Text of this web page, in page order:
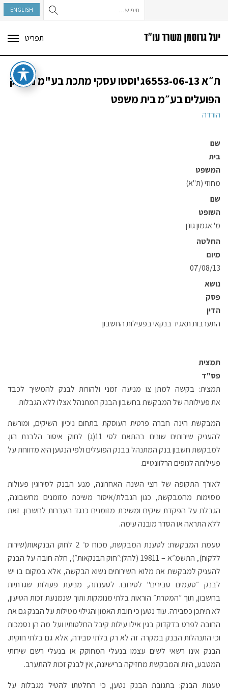
ENGLISH
תפריט
ת״א 6553-06-13ג'וסטו עסקי מתכת בע"מ נ׳ בנק
הפועלים בע״מ בית משפט
הורדה
שם
בית
המשפט
מחוזי (ת"א)
שם
השופט
מ' אגמון גונן
החלטה
מיום
07/08/13
נושא
פסק
הדין
התערבות תאגיד בנקאי בפעילות החשבון
תמצית
פס"ד
תמצית: בקשה למתן צו מניעה זמני ולהורות לבנק להמשיך לכבד
את פעילותה של המבקשת בחשבון הבנק המתנהל אצלו ללא הגבלות.
המבקשת הינה חברה פרטית העוסקת בתחום ניכיון השיקים, ומורשת
להעניק שירותים שונים בהתאם לסי 11(ג) לחוק איסור הלבנת הון.
למבקשת חשבון בנק המתנהל בבנק הפועלים ולפי הנטען היא מדווחת על
פעילותה לגופים הרלוונטיים.
לאורך התקופה של חצי השנה האחרונה, מנע הבנק לסירוגין פעולות
מסוימות מהמבקשת, כגון הגבלת/איסור משיכת מזומנים מחשבונה,
הגבלת על הפקדת שיקים ומשיכת מזומנים כנגד העברות לחשבון. זאת
ללא התראה או הסדר מובנה עימה.
טעמת המבקשת: לטענת המבקשת, מכוח ס׳ 2 לחוק הבנקאות(שירות
ללקוח), התשמ״א – 19811 (להלן:׳׳חוק הבנקאות״), חלה חובה על הבנק
להעניק למבקשת את מלוא השירותים נשוא הבקשה, אלא במקום בו יש
לבנק ״טעמים סבירים" לסירובו. לטענתה, מניעת פעולות שגרתיות
בחשבון, תוך ״המטרת״ הוראות בלתי מנומקות ותוך שנמנעת זכות הטיעון,
לא תיתכן כסבירה. עוד נטען כי חובת האמון והגילוי מטילות על הבנק גם את
החובה לפרט בדקדוק בגין אילו עילות קיבל החלטותיו ועל מה הן נסמכות
וכי התנהלות הבנק במקרה זה לא רק בלתי סבירה, אלא גם בלתי חוקית.
הבנק אינו רשאי לשים עצמו בנעלי המחוקק או בנעלי רשם שירותי
המטבע, היות והמבקשת מחזיקה ברישיונה, אין לבנק זכות להתערב.
טענות הבנק: בתגובת הבנק נטען, כי החלטתו להטיל מגבלות על